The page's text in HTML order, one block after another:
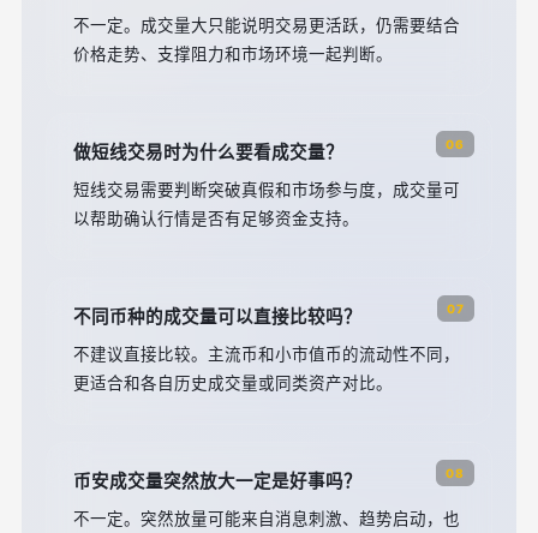
不一定。成交量大只能说明交易更活跃，仍需要结合
价格走势、支撑阻力和市场环境一起判断。
06
做短线交易时为什么要看成交量？
短线交易需要判断突破真假和市场参与度，成交量可
以帮助确认行情是否有足够资金支持。
07
不同币种的成交量可以直接比较吗？
不建议直接比较。主流币和小市值币的流动性不同，
更适合和各自历史成交量或同类资产对比。
08
币安成交量突然放大一定是好事吗？
不一定。突然放量可能来自消息刺激、趋势启动，也